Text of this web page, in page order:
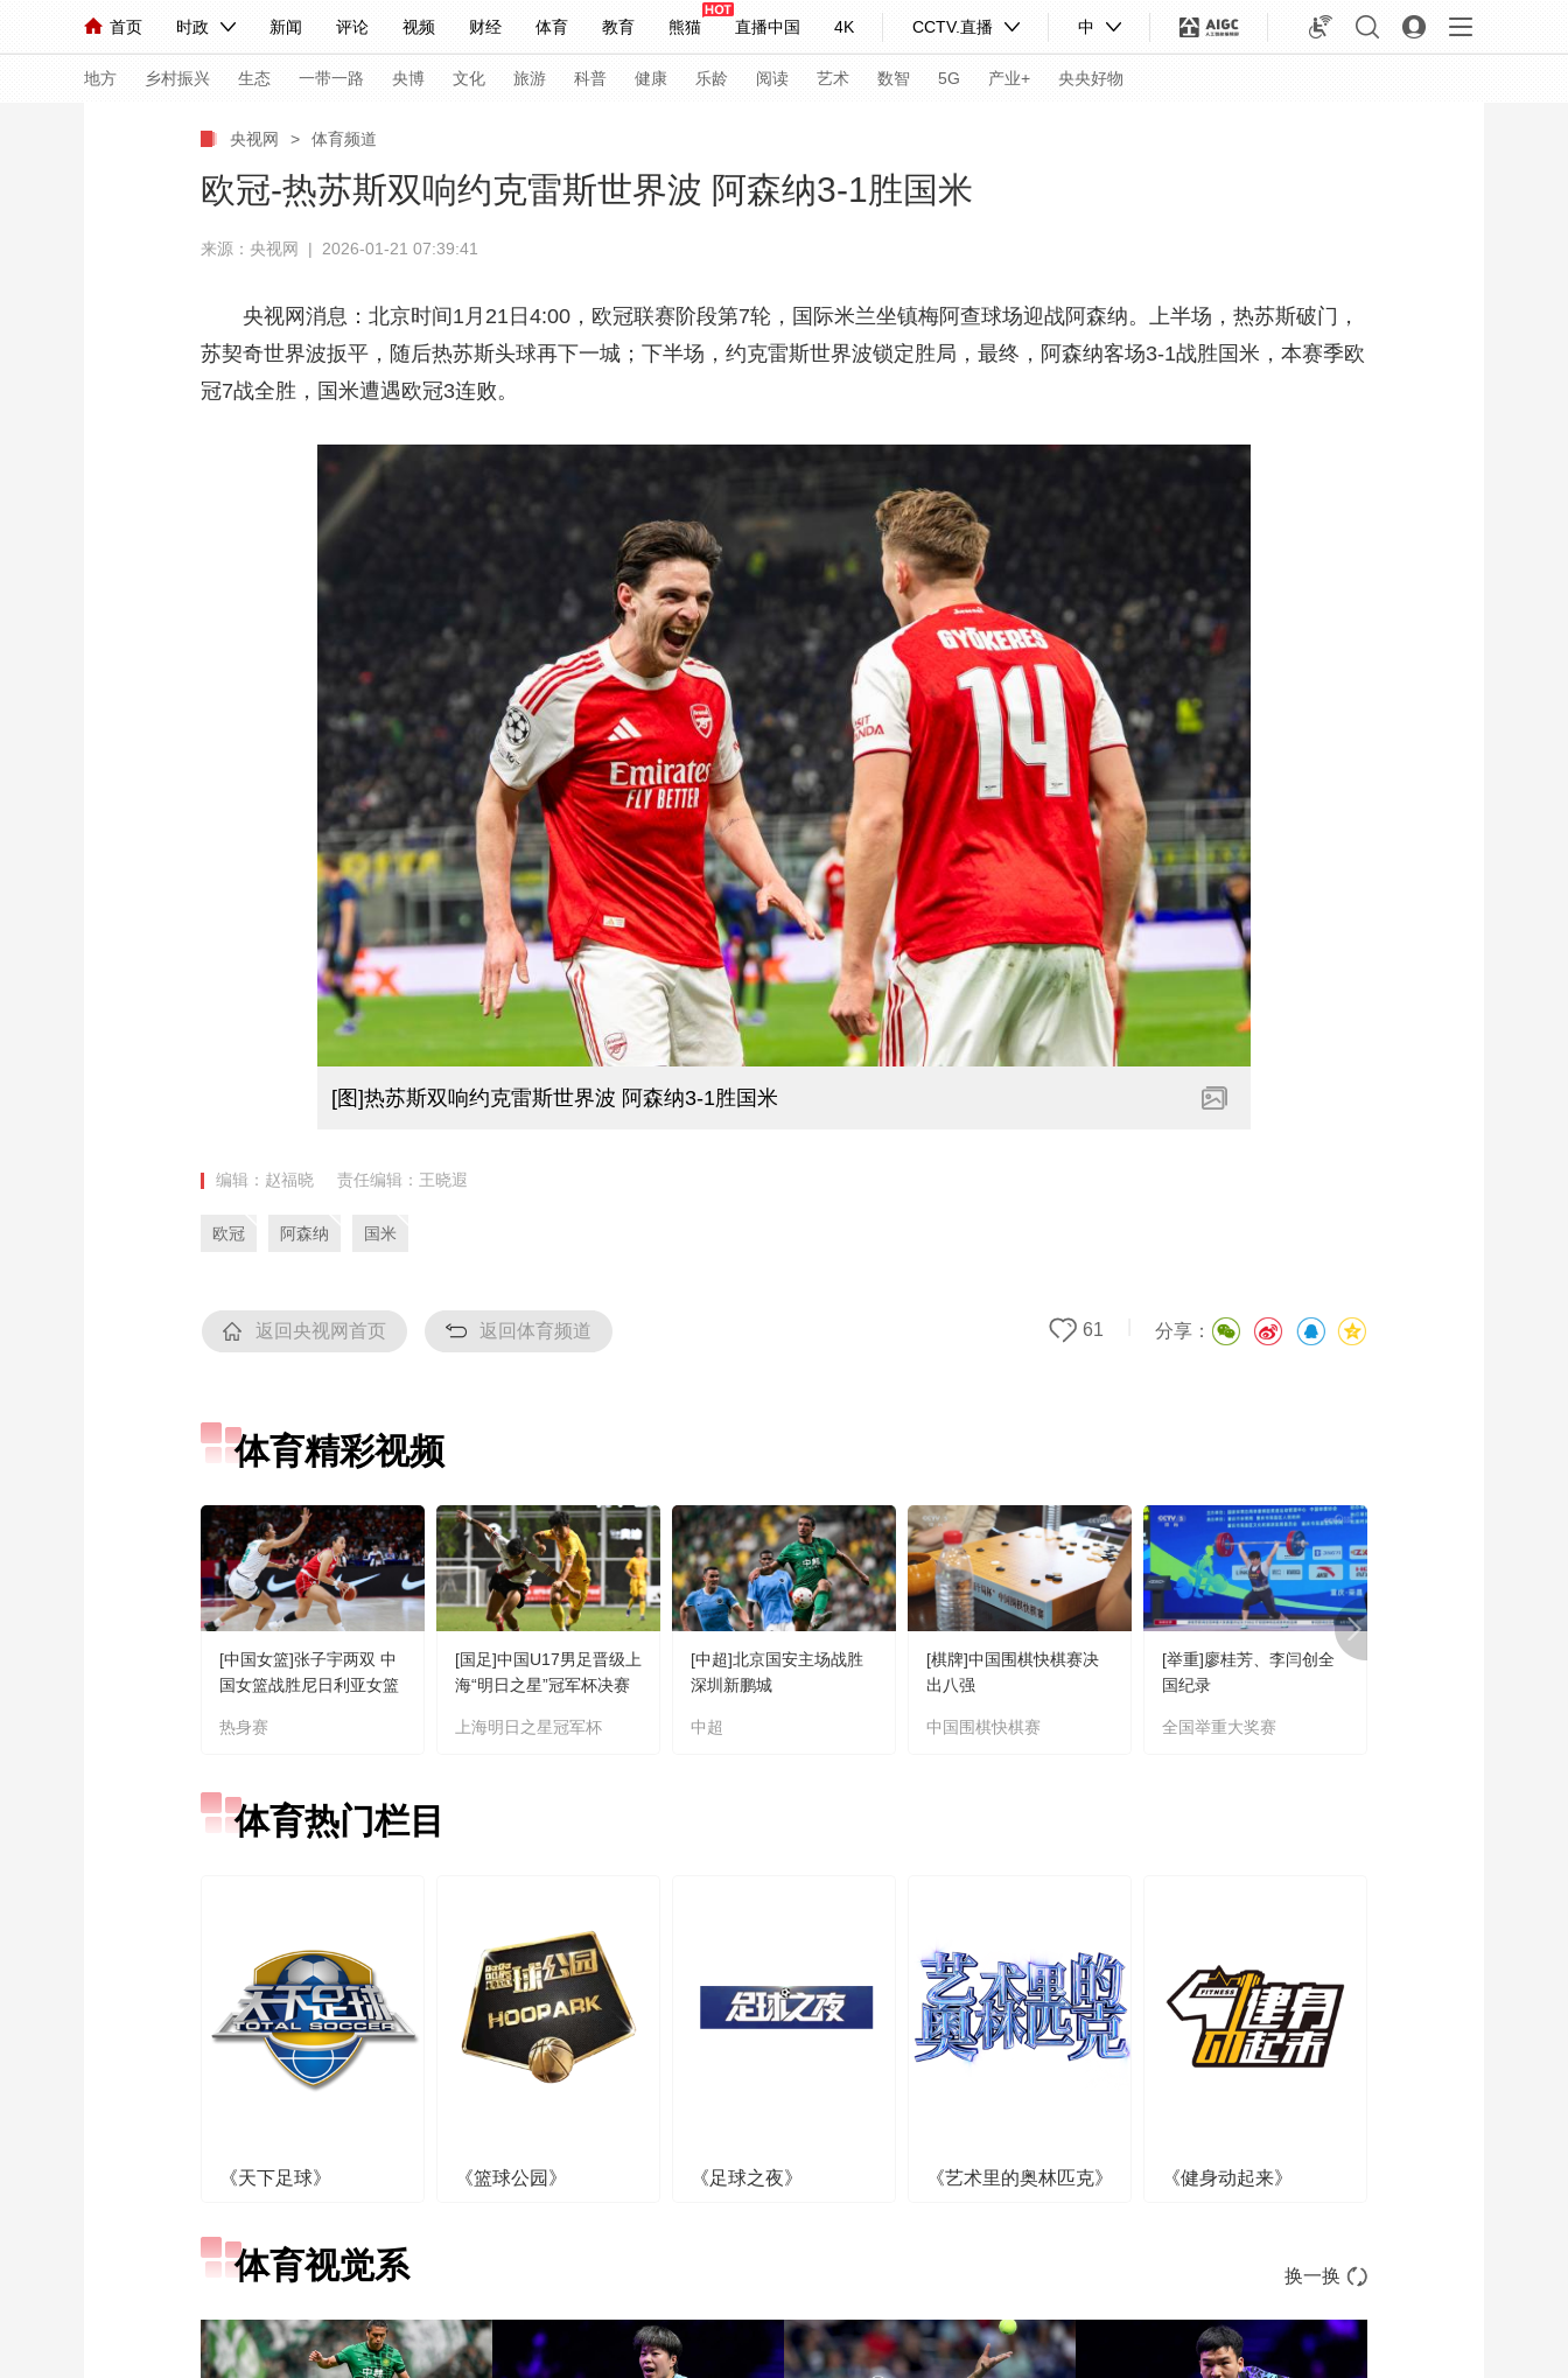
首页 时政 新闻 评论 视频 财经 体育 教育 熊猫 直播中国 4K CCTV.直播 中
人民领袖习近平 联播+ 中国领导人 央视快评 习式妙语 热解读 天天学习
直播 栏目大全 节目单 听音 微视频 主持人 下载央视影音
海外频道 iPanda English Монгол
地方 乡村振兴 生态 一带一路 央博 文化 旅游 科普 健康 乐龄 阅读 艺术 数智 5G 产业+ 央央好物
联播+ 热解读 天天学习 习式妙语 央视快评 央视网评 光华锐评 锋面
小央视频 小央直播 直播中国 熊猫频道 VR/AR 4K专区 全景新闻
前线 比划 快看 蓝海中国 新兵请入列
2026年世界杯
CCTV奥林匹克频道 生活体育大会 体育江湖 足球道路
非遗 文化 旅游 科普 健康 乐龄 数智
云顶对话 超级工厂 智敬中国 颜选攻略 海洋 时尚 天气 才艺
片库 热播榜 总台企业白名单
央视网 > 体育频道
欧冠-热苏斯双响约克雷斯世界波 阿森纳3-1胜国米
来源：央视网 | 2026-01-21 07:39:41
央视网消息：北京时间1月21日4:00，欧冠联赛阶段第7轮，国际米兰坐镇梅阿查球场迎战阿森纳。上半场，热苏斯破门，
苏契奇世界波扳平，随后热苏斯头球再下一城；下半场，约克雷斯世界波锁定胜局，最终，阿森纳客场3-1战胜国米，本赛季欧
冠7战全胜，国米遭遇欧冠3连败。
[图]热苏斯双响约克雷斯世界波 阿森纳3-1胜国米
编辑：赵福晓 责任编辑：王晓遐
欧冠 阿森纳 国米
返回央视网首页 返回体育频道 分享：
61
体育精彩视频
[中国女篮]张子宇两双 中
国女篮战胜尼日利亚女篮
热身赛
[国足]中国U17男足晋级上
海“明日之星”冠军杯决赛
上海明日之星冠军杯
[中超]北京国安主场战胜
深圳新鹏城
中超
[棋牌]中国围棋快棋赛决
出八强
中国围棋快棋赛
[举重]廖桂芳、李闫创全
国纪录
全国举重大奖赛
体育热门栏目
《天下足球》 《篮球公园》 《足球之夜》 《艺术里的奥林匹克》 《健身动起来》
体育视觉系 换一换